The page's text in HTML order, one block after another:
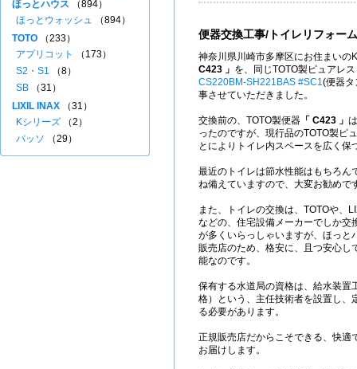
便器交換工事/トイレリフォーム
神奈川県川崎市多摩区にお住まいの
C423 」 を、同じTOTO製ピュアレ
CS220BM-SH221BAS #SC1(便器タ
事させていただきました。
交換前の、TOTO製便器 「 C423 」
ったのですが、現行品のTOTO製ピ
とによりトイレ内スペースを広く保
最近のトイレは節水性能はもちろん
ね備えていますので、大変お勧めで
また、トイレの交換は、TOTOや、
などの、住宅設備メーカーでしか交
が多くいらっしゃいますが、ほっと
販売店のため、格安に、且つ安心し
能なのです。
保有する水道局の資格は、給水装置
格）という、主任技術者を設置し、
る必要があります。
正規販売店だからこそできる、快適
お届けします。
ほっとハウス （894）
ほっとウォッシュ （894）
TOTO （233）
アプリコット
（173）
S2・S1 （8）
SB （31）
LIXIL INAX （31）
Kシリーズ （2）
パッソ （29）